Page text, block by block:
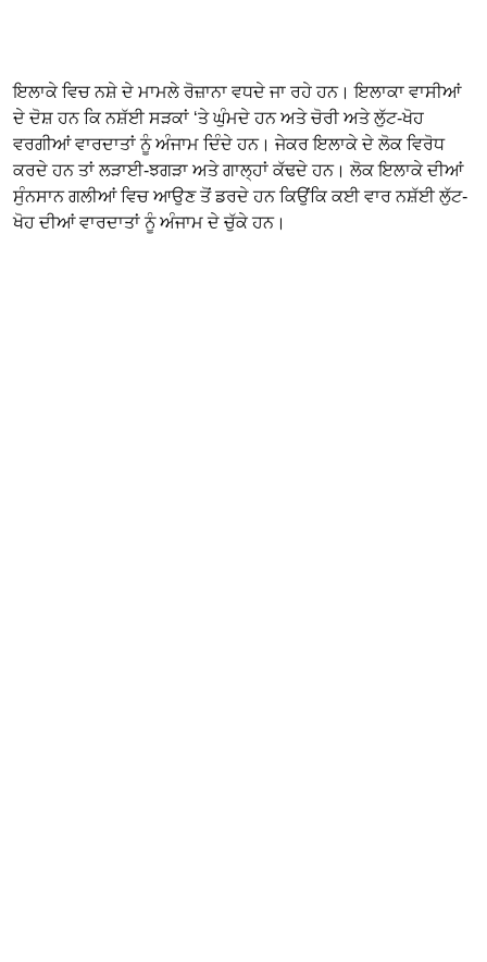
ਇਲਾਕੇ ਵਿਚ ਨਸ਼ੇ ਦੇ ਮਾਮਲੇ ਰੋਜ਼ਾਨਾ ਵਧਦੇ ਜਾ ਰਹੇ ਹਨ। ਇਲਾਕਾ ਵਾਸੀਆਂ
ਦੇ ਦੋਸ਼ ਹਨ ਕਿ ਨਸ਼ੱਈ ਸੜਕਾਂ ‘ਤੇ ਘੁੰਮਦੇ ਹਨ ਅਤੇ ਚੋਰੀ ਅਤੇ ਲੁੱਟ-ਖੋਹ
ਵਰਗੀਆਂ ਵਾਰਦਾਤਾਂ ਨੂੰ ਅੰਜਾਮ ਦਿੰਦੇ ਹਨ। ਜੇਕਰ ਇਲਾਕੇ ਦੇ ਲੋਕ ਵਿਰੋਧ
ਕਰਦੇ ਹਨ ਤਾਂ ਲੜਾਈ-ਝਗੜਾ ਅਤੇ ਗਾਲ੍ਹਾਂ ਕੱਢਦੇ ਹਨ। ਲੋਕ ਇਲਾਕੇ ਦੀਆਂ
ਸੁੰਨਸਾਨ ਗਲੀਆਂ ਵਿਚ ਆਉਣ ਤੋਂ ਡਰਦੇ ਹਨ ਕਿਉਂਕਿ ਕਈ ਵਾਰ ਨਸ਼ੱਈ ਲੁੱਟ-
ਖੋਹ ਦੀਆਂ ਵਾਰਦਾਤਾਂ ਨੂੰ ਅੰਜਾਮ ਦੇ ਚੁੱਕੇ ਹਨ।